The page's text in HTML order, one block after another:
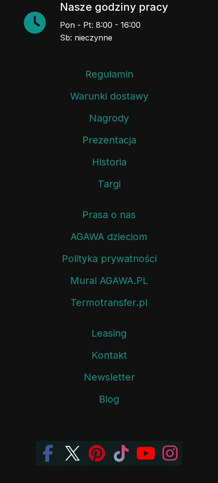
Nasze godziny pracy
Pon - Pt: 8:00 - 16:00
Sb: nieczynne
Regulamin
Warunki dostawy
Nagrody
Prezentacja
Historia
Targi
Prasa o nas
AGAWA dzieciom
Polityka prywatności
Mural AGAWA.PL
Termotransfer.pl
Leasing
Kontakt
Newsletter
Blog